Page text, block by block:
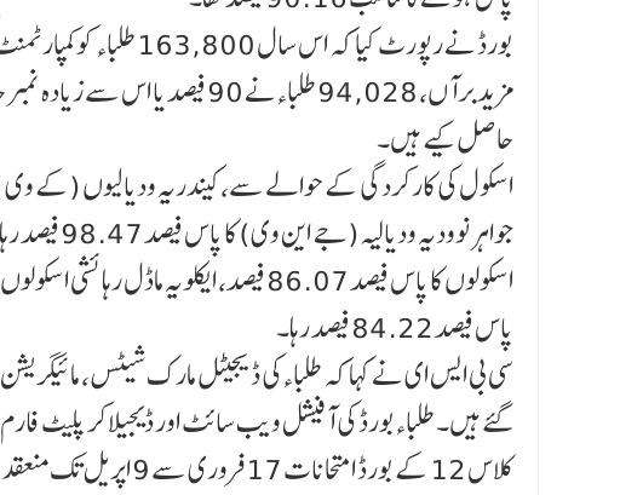
حاصل کیے ہیں۔
پاس فیصد 84.22 فیصد رہا۔
سی بی ایس ای نے کہا کہ طلباءکی ڈیجیٹل مارک شیٹس،
گئے ہیں۔ طلباءبورڈ کی آفیشل ویب سائٹ اور ڈیجیلاکر پلیٹ
کلاس 12 کے بورڈ امتحانات 17 فروری سے 9 اپریل تک منعقد ہوئے تھے۔